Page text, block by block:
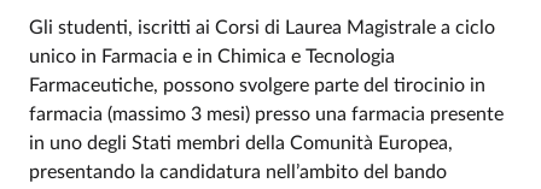
Gli studenti, iscritti ai Corsi di Laurea Magistrale a ciclo
unico in Farmacia e in Chimica e Tecnologia
Farmaceutiche, possono svolgere parte del tirocinio in
farmacia (massimo 3 mesi) presso una farmacia presente
in uno degli Stati membri della Comunità Europea,
presentando la candidatura nell’ambito del bando